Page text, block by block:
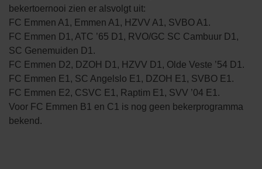
bekertoernooi zien er alsvolgt uit:
FC Emmen A1, Emmen A1, HZVV A1, SVBO A1.
FC Emmen D1, ATC ’65 D1, RVO/GC SC Cambuur D1,
SC Genemuiden D1.
FC Emmen D2, DZOH D1, HZVV D1, Olde Veste ’54 D1.
FC Emmen E1, SC Angelslo E1, DZOH E1, SVBO E1.
FC Emmen E2, CSVC E1, Raptim E1, SVV ’04 E1.
Voor FC Emmen B1 en C1 is nog geen bekerprogramma
bekend.